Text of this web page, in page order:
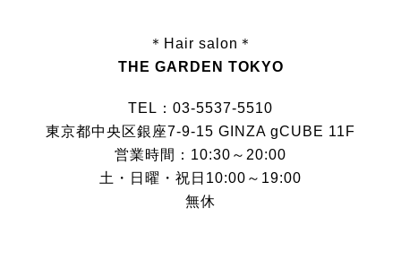
＊Hair salon＊
THE GARDEN TOKYO
TEL：03-5537-5510
東京都中央区銀座7-9-15 GINZA gCUBE 11F
営業時間：10:30～20:00
土・日曜・祝日10:00～19:00
無休